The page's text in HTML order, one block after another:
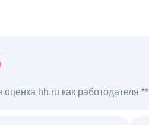
оценка hh.ru как работодателя **